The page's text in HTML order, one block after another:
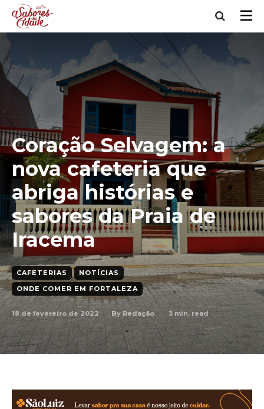
Coração Selvagem: a
nova cafeteria que
abriga histórias e
sabores da Praia de
Iracema
CAFETERIAS
NOTÍCIAS
ONDE COMER EM FORTALEZA
18 de fevereiro de 2022 By Redação 3 min. read